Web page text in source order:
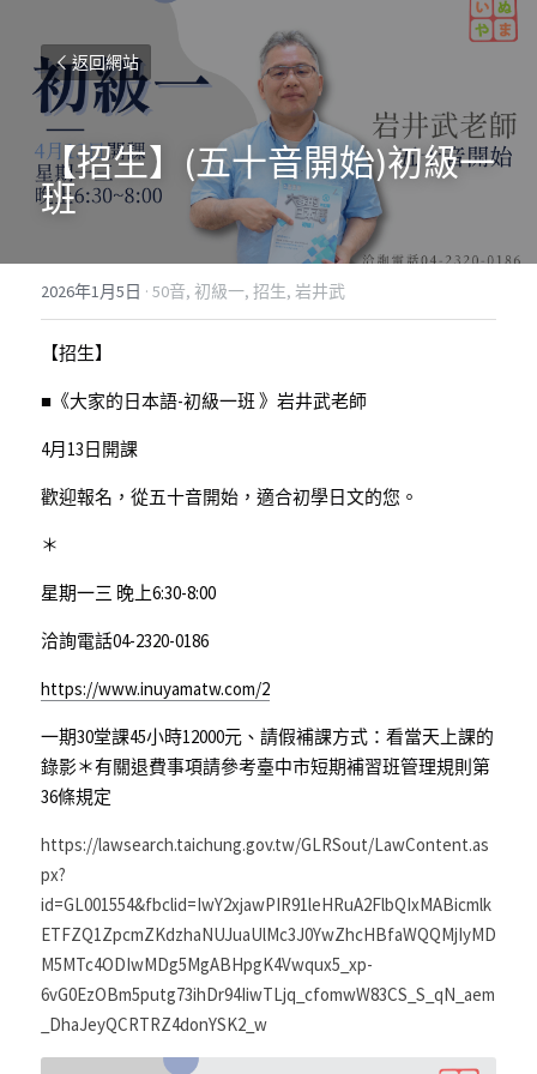
返回網站
【招生】(五十音開始)初級一
班
2026年1月5日 · 50音, 初級一, 招生, 岩井武
【招生】
■《大家的日本語-初級一班 》岩井武老師
4月13日開課
歡迎報名，從五十音開始，適合初學日文的您。
＊
星期一三 晚上6:30-8:00
洽詢電話04-2320-0186
https://www.inuyamatw.com/2
一期30堂課45小時12000元、請假補課方式：看當天上課的
錄影＊有關退費事項請參考臺中市短期補習班管理規則第
36條規定
https://lawsearch.taichung.gov.tw/GLRSout/LawContent.as
px?
id=GL001554&fbclid=IwY2xjawPIR91leHRuA2FlbQIxMABicmlk
ETFZQ1ZpcmZKdzhaNUJuaUlMc3J0YwZhcHBfaWQQMjIyMD
M5MTc4ODIwMDg5MgABHpgK4Vwqux5_xp-
6vG0EzOBm5putg73ihDr94IiwTLjq_cfomwW83CS_S_qN_aem
_DhaJeyQCRTRZ4donYSK2_w